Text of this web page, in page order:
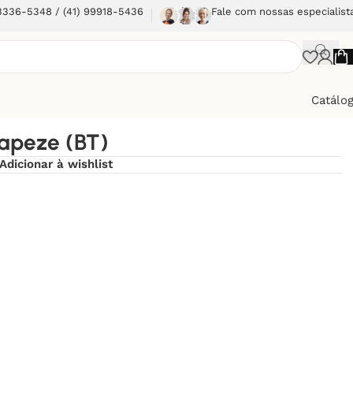
5348 / (41) 99918-5436 Fale com nossas
(BT)
Adicionar à wishlist